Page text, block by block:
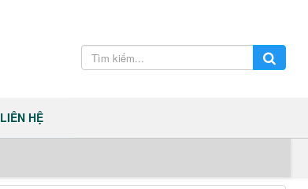
LIÊN HỆ